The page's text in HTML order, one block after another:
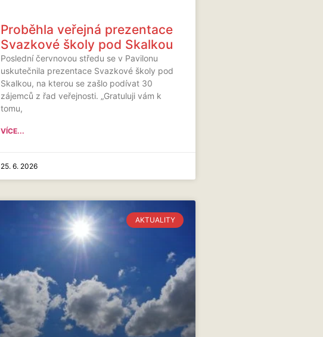
Proběhla veřejná prezentace
Svazkové školy pod Skalkou
Poslední červnovou středu se v Pavilonu
uskutečnila prezentace Svazkové školy pod
Skalkou, na kterou se zašlo podívat 30
zájemců z řad veřejnosti. „Gratuluji vám k
tomu,
VÍCE...
25. 6. 2026
AKTUALITY